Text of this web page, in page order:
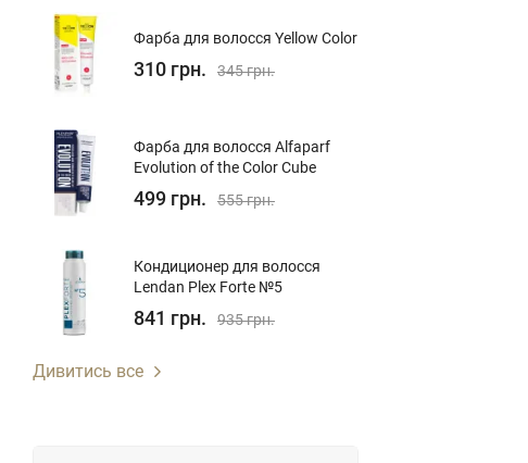
Фарба для волосся Yellow Color
310 грн. 345 грн.
Фарба для волосся Alfaparf
Evolution of the Color Cube
499 грн. 555 грн.
Кондиционер для волосcя
Lendan Plex Forte №5
841 грн. 935 грн.
Дивитись все